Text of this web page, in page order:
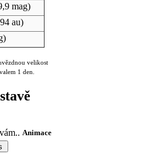
mag)
au)
velikost
1 den.
Animace